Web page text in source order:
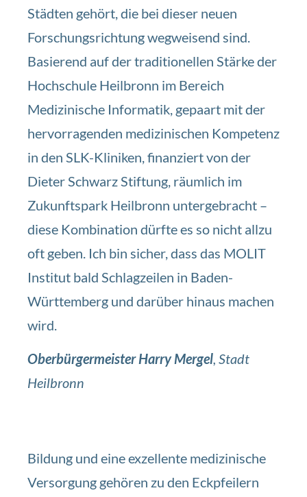
Städten gehört, die bei dieser neuen
Forschungsrichtung wegweisend sind.
Basierend auf der traditionellen Stärke der
Hochschule Heilbronn im Bereich
Medizinische Informatik, gepaart mit der
hervorragenden medizinischen Kompetenz
in den SLK-Kliniken, finanziert von der
Dieter Schwarz Stiftung, räumlich im
Zukunftspark Heilbronn untergebracht –
diese Kombination dürfte es so nicht allzu
oft geben. Ich bin sicher, dass das MOLIT
Institut bald Schlagzeilen in Baden-
Württemberg und darüber hinaus machen
wird.
Oberbürgermeister Harry Mergel, Stadt
Heilbronn
Bildung und eine exzellente medizinische
Versorgung gehören zu den Eckpfeilern